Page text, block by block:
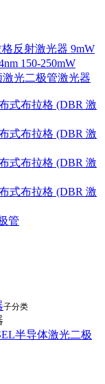
反射激光器 9mW
150-250mW
光二极管激光器
式布拉格 (DBR 激
式布拉格 (DBR 激
式布拉格 (DBR 激
式布拉格 (DBR 激
管
子分类
半导体激光二极